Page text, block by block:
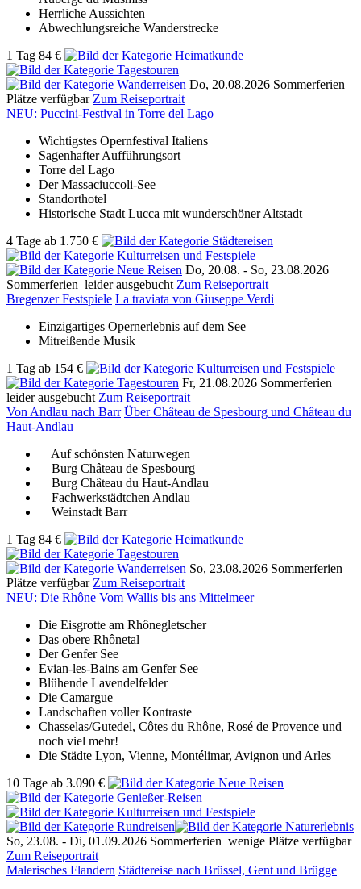
Herrliche Aussichten
Abwechlungsreiche Wanderstrecke
1 Tag 84 €
Do, 20.08.2026 Sommerferien
Plätze verfügbar Zum Reiseportrait
NEU: Puccini-Festival in Torre del Lago
Wichtigstes Opernfestival Italiens
Sagenhafter Aufführungsort
Torre del Lago
Der Massaciuccoli-See
Standorthotel
Historische Stadt Lucca mit wunderschöner Altstadt
4 Tage ab 1.750 €
Do, 20.08. - So, 23.08.2026
Sommerferien leider ausgebucht Zum Reiseportrait
Bregenzer Festspiele La traviata von Giuseppe Verdi
Einzigartiges Opernerlebnis auf dem See
Mitreißende Musik
1 Tag ab 154 €
Fr, 21.08.2026 Sommerferien
leider ausgebucht Zum Reiseportrait
Von Andlau nach Barr Über Château de Spesbourg und Château du
Haut-Andlau
Auf schönsten Naturwegen
Burg Château de Spesbourg
Burg Château du Haut-Andlau
Fachwerkstädtchen Andlau
Weinstadt Barr
1 Tag 84 €
So, 23.08.2026 Sommerferien
Plätze verfügbar Zum Reiseportrait
NEU: Die Rhône Vom Wallis bis ans Mittelmeer
Die Eisgrotte am Rhônegletscher
Das obere Rhônetal
Der Genfer See
Evian-les-Bains am Genfer See
Blühende Lavendelfelder
Die Camargue
Landschaften voller Kontraste
Chasselas/Gutedel, Côtes du Rhône, Rosé de Provence und
noch viel mehr!
Die Städte Lyon, Vienne, Montélimar, Avignon und Arles
10 Tage ab 3.090 €
So, 23.08. - Di, 01.09.2026 Sommerferien wenige Plätze verfügbar
Zum Reiseportrait
Malerisches Flandern Städtereise nach Brüssel, Gent und Brügge